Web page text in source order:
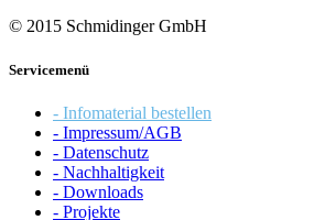
© 2015 Schmidinger GmbH
Servicemenü
- Infomaterial bestellen
- Impressum/AGB
- Datenschutz
- Nachhaltigkeit
- Downloads
- Projekte